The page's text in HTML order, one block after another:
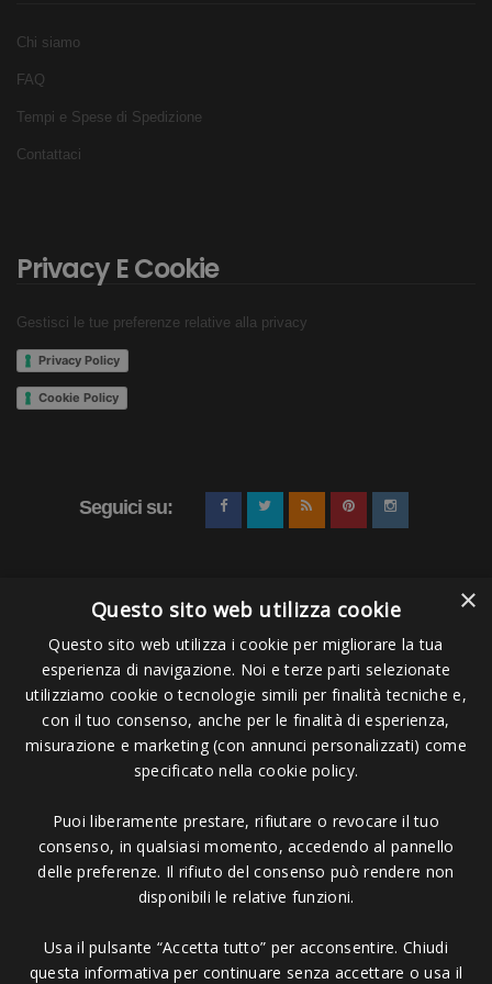
Chi siamo
FAQ
Tempi e Spese di Spedizione
Contattaci
Privacy E Cookie
Gestisci le tue preferenze relative alla privacy
Privacy Policy
Cookie Policy
Seguici su:
Pagamenti Accettati
Copyright © 2006 - 2023 -
Massa MS - Tel 0585026137 - P.IVA 01151030457 - REA MS 117168
×
Questo sito web utilizza cookie
Questo sito web utilizza i cookie per migliorare la tua
esperienza di navigazione. Noi e terze parti selezionate
utilizziamo cookie o tecnologie simili per finalità tecniche e,
con il tuo consenso, anche per le finalità di esperienza,
misurazione e marketing (con annunci personalizzati) come
specificato nella cookie policy.
Puoi liberamente prestare, rifiutare o revocare il tuo
consenso, in qualsiasi momento, accedendo al pannello
delle preferenze. Il rifiuto del consenso può rendere non
disponibili le relative funzioni.
Usa il pulsante “Accetta tutto” per acconsentire. Chiudi
questa informativa per continuare senza accettare o usa il